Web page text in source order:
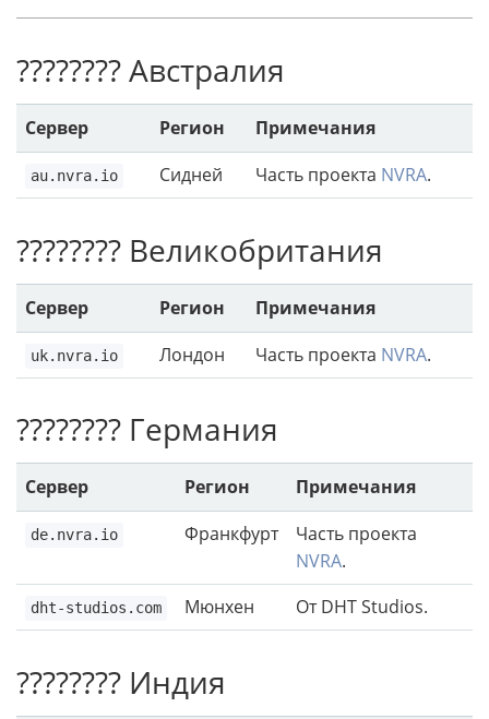
???????? Австралия
Сервер Регион Примечания
au.nvra.io Сидней Часть проекта NVRA.
???????? Великобритания
Сервер Регион Примечания
uk.nvra.io Лондон Часть проекта NVRA.
???????? Германия
Сервер Регион Примечания
de.nvra.io Франкфурт
Часть проекта
NVRA.
dht-studios.com Мюнхен От DHT Studios.
???????? Индия